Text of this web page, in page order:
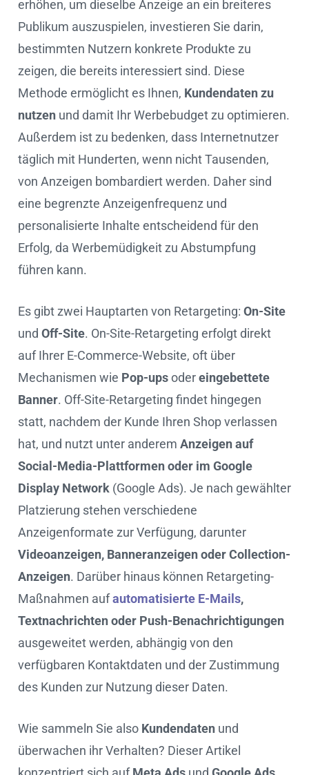
erhöhen, um dieselbe Anzeige an ein breiteres
Publikum auszuspielen, investieren Sie darin,
bestimmten Nutzern konkrete Produkte zu
zeigen, die bereits interessiert sind. Diese
Methode ermöglicht es Ihnen, Kundendaten zu
nutzen und damit Ihr Werbebudget zu optimieren.
Außerdem ist zu bedenken, dass Internetnutzer
täglich mit Hunderten, wenn nicht Tausenden,
von Anzeigen bombardiert werden. Daher sind
eine begrenzte Anzeigenfrequenz und
personalisierte Inhalte entscheidend für den
Erfolg, da Werbemüdigkeit zu Abstumpfung
führen kann.
Es gibt zwei Hauptarten von Retargeting: On-Site
und Off-Site. On-Site-Retargeting erfolgt direkt
auf Ihrer E-Commerce-Website, oft über
Mechanismen wie Pop-upsodereingebettete
Banner. Off-Site-Retargeting findet hingegen
statt, nachdem der Kunde Ihren Shop verlassen
hat, und nutzt unter anderem Anzeigen auf
Social-Media-Plattformen oder im Google
Display Network (Google Ads). Je nach gewählter
Platzierung stehen verschiedene
Anzeigenformate zur Verfügung, darunter
Videoanzeigen, Banneranzeigen oder Collection-
Anzeigen. Darüber hinaus können Retargeting-
Maßnahmen aufautomatisierte E-Mails,
Textnachrichten oder Push-Benachrichtigungen
ausgeweitet werden, abhängig von den
verfügbaren Kontaktdaten und der Zustimmung
des Kunden zur Nutzung dieser Daten.
Wie sammeln Sie also Kundendaten und
überwachen ihr Verhalten? Dieser Artikel